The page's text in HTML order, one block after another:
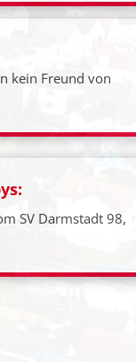
kein Freund von
SV Darmstadt 98,